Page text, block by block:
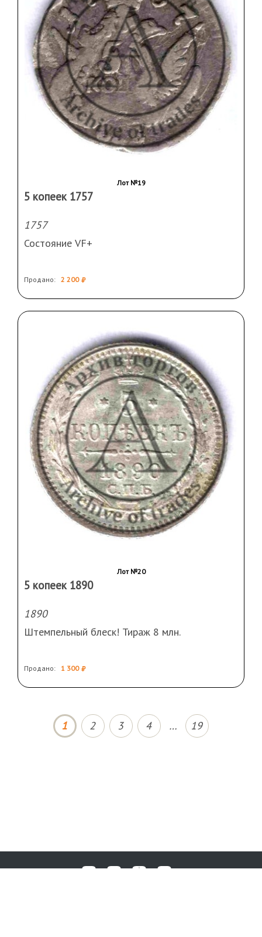
Лот №19
5 копеек 1757
1757
Состояние VF+
Продано: 2 200
Лот №20
5 копеек 1890
1890
Штемпельный блеск! Тираж 8 млн.
Продано: 1 300
1 2 3 4 … 19